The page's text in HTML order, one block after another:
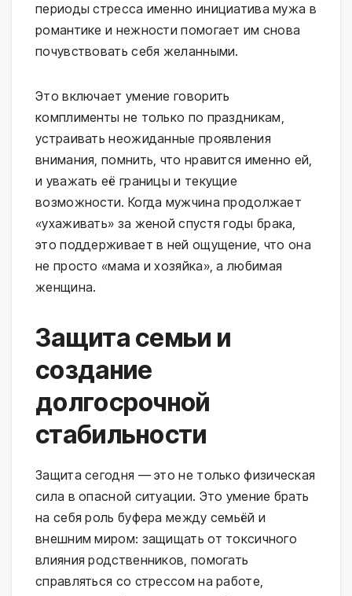
периоды стресса именно инициатива мужа в
романтике и нежности помогает им снова
почувствовать себя желанными.
Это включает умение говорить
комплименты не только по праздникам,
устраивать неожиданные проявления
внимания, помнить, что нравится именно ей,
и уважать её границы и текущие
возможности. Когда мужчина продолжает
«ухаживать» за женой спустя годы брака,
это поддерживает в ней ощущение, что она
не просто «мама и хозяйка», а любимая
женщина.
Защита семьи и
создание
долгосрочной
стабильности
Защита сегодня — это не только физическая
сила в опасной ситуации. Это умение брать
на себя роль буфера между семьёй и
внешним миром: защищать от токсичного
влияния родственников, помогать
справляться со стрессом на работе,